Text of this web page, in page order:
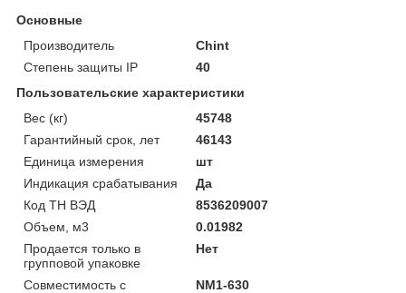
Основные
Производитель
Chint
Степень защиты IP
40
Пользовательские характеристики
Вес (кг)
45748
Гарантийный срок, лет
46143
Единица измерения
шт
Индикация срабатывания
Да
Код ТН ВЭД
8536209007
Объем, м3
0.01982
Продается только в
групповой упаковке
Нет
Совместимость с
NM1-630